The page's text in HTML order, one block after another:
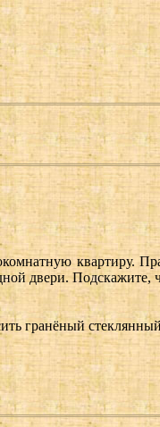
квартиру.
двери. Подскажите,
гранёный